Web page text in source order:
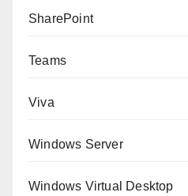
SharePoint
Teams
Viva
Windows Server
Windows Virtual Desktop